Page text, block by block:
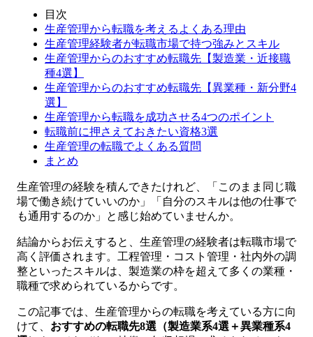
目次
生産管理から転職を考えるよくある理由
生産管理経験者が転職市場で持つ強みとスキル
生産管理からのおすすめ転職先【製造業・近接職
種4選】
生産管理からのおすすめ転職先【異業種・新分野4
選】
生産管理から転職を成功させる4つのポイント
転職前に押さえておきたい資格3選
生産管理の転職でよくある質問
まとめ
生産管理の経験を積んできたけれど、「このまま同じ職
場で働き続けていいのか」「自分のスキルは他の仕事で
も通用するのか」と感じ始めていませんか。
結論からお伝えすると、生産管理の経験者は転職市場で
高く評価されます。工程管理・コスト管理・社内外の調
整といったスキルは、製造業の枠を超えて多くの業種・
職種で求められているからです。
この記事では、生産管理からの転職を考えている方に向
けて、 おすすめの転職先8選（製造業系4選＋異業種系4